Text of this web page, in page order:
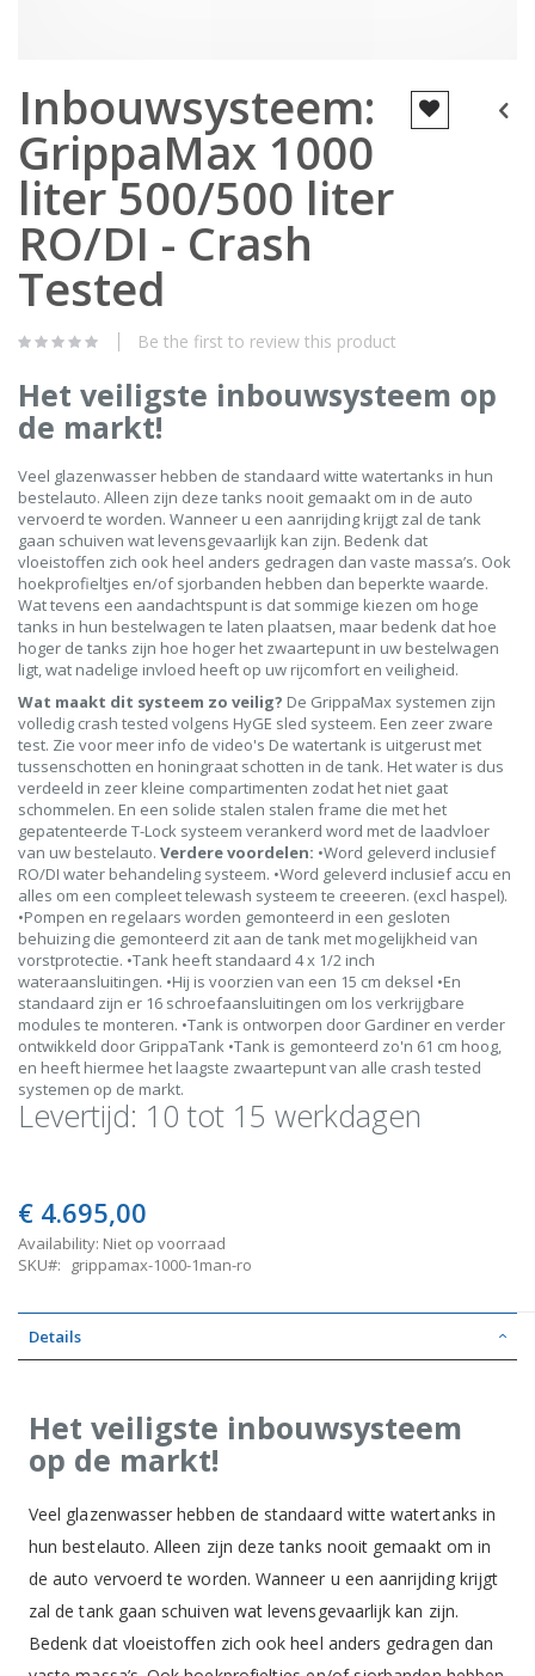
to
beginning
of
the
images
gallery
Inbouwsysteem:
GrippaMax 1000
liter 500/500 liter
RO/DI - Crash
Tested
Be the first to review this product
Het veiligste inbouwsysteem op
de markt!
Veel glazenwasser hebben de standaard witte watertanks in hun
bestelauto. Alleen zijn deze tanks nooit gemaakt om in de auto
vervoerd te worden. Wanneer u een aanrijding krijgt zal de tank
gaan schuiven wat levensgevaarlijk kan zijn. Bedenk dat
vloeistoffen zich ook heel anders gedragen dan vaste massa’s. Ook
hoekprofieltjes en/of sjorbanden hebben dan beperkte waarde.
Wat tevens een aandachtspunt is dat sommige kiezen om hoge
tanks in hun bestelwagen te laten plaatsen, maar bedenk dat hoe
hoger de tanks zijn hoe hoger het zwaartepunt in uw bestelwagen
ligt, wat nadelige invloed heeft op uw rijcomfort en veiligheid.
Wat maakt dit systeem zo veilig? De GrippaMax systemen zijn
volledig crash tested volgens HyGE sled systeem. Een zeer zware
test. Zie voor meer info de video's De watertank is uitgerust met
tussenschotten en honingraat schotten in de tank. Het water is dus
verdeeld in zeer kleine compartimenten zodat het niet gaat
schommelen. En een solide stalen stalen frame die met het
gepatenteerde T-Lock systeem verankerd word met de laadvloer
van uw bestelauto. Verdere voordelen: •Word geleverd inclusief
RO/DI water behandeling systeem. •Word geleverd inclusief accu en
alles om een compleet telewash systeem te creeeren. (excl haspel).
•Pompen en regelaars worden gemonteerd in een gesloten
behuizing die gemonteerd zit aan de tank met mogelijkheid van
vorstprotectie. •Tank heeft standaard 4 x 1/2 inch
wateraansluitingen. •Hij is voorzien van een 15 cm deksel •En
standaard zijn er 16 schroefaansluitingen om los verkrijgbare
modules te monteren. •Tank is ontworpen door Gardiner en verder
ontwikkeld door GrippaTank •Tank is gemonteerd zo'n 61 cm hoog,
en heeft hiermee het laagste zwaartepunt van alle crash tested
systemen op de markt.
Levertijd: 10 tot 15 werkdagen
€ 4.695,00
Availability: Niet op voorraad
SKU
grippamax-1000-1man-ro
Details
Het veiligste inbouwsysteem
op de markt!
Veel glazenwasser hebben de standaard witte watertanks in
hun bestelauto. Alleen zijn deze tanks nooit gemaakt om in
de auto vervoerd te worden. Wanneer u een aanrijding krijgt
zal de tank gaan schuiven wat levensgevaarlijk kan zijn.
Bedenk dat vloeistoffen zich ook heel anders gedragen dan